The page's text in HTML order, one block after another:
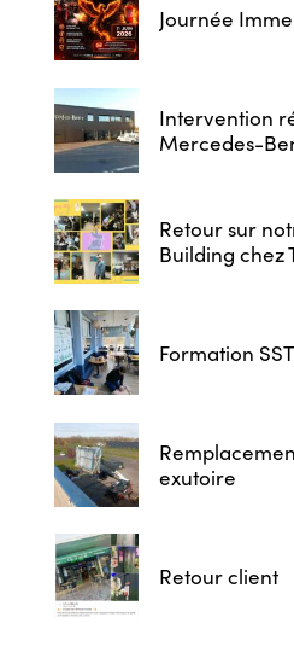
Journée
Intervention
Mercedes-
Retour sur
Building chez
Formation
exutoire
Retour client